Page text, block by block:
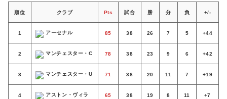
順位 クラブ Pts 試合 勝 分 負 +/-
1 アーセナル 85 38 26 7 5 +44
2 マンチェスター・C 78 38 23 9 6 +42
3 マンチェスター・U 71 38 20 11 7 +19
4 アストン・ヴィラ 65 38 19 8 11 +7